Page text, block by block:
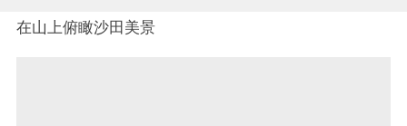
在山上俯瞰沙田美景